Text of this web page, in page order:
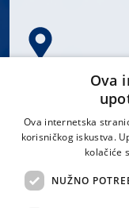
Spinčićeva 1, 21000
Ova
Ova internetska
korisničkog iskustva.
kolačiće
NUŽNO